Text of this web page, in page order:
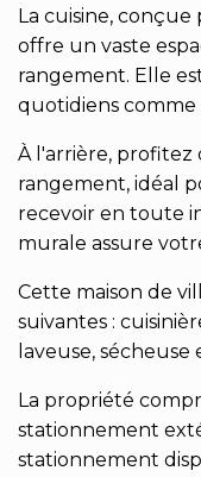
La cuisine,
offre un vaste
rangement. Elle
quotidiens comme
À l'arrière, profitez
rangement, idéal
recevoir en toute
murale assure
Cette maison de
suivantes :
laveuse,
La propriété
stationnement
stationnement